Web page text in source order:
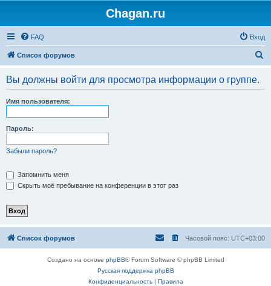
Chagan.ru
FAQ Вход
Список форумов
Вы должны войти для просмотра информации о группе.
Имя пользователя:
Пароль:
Забыли пароль?
Запомнить меня
Скрыть моё пребывание на конференции в этот раз
Список форумов Часовой пояс: UTC+03:00
Создано на основе phpBB® Forum Software © phpBB Limited
Русская поддержка phpBB
Конфиденциальность| Правила